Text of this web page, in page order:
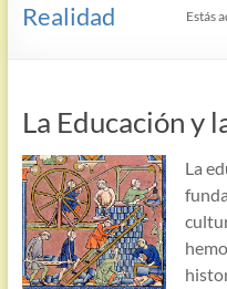
Realidad Estás
La Educación y
La